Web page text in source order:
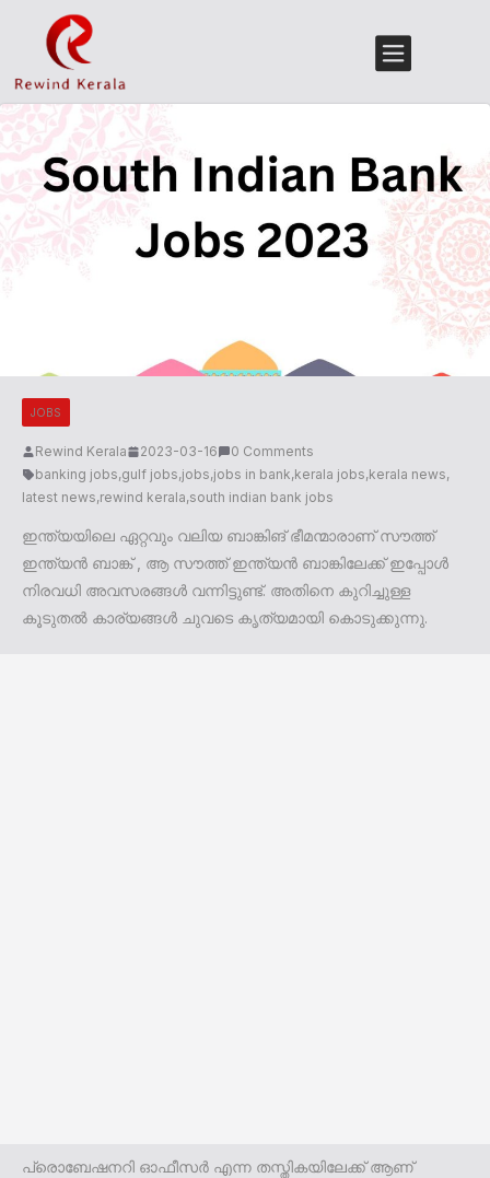
JOBS
Rewind Kerala 2023-03-16
0 Comments
banking jobs,gulf jobs,jobs,jobs in bank,kerala jobs,kerala news,
latest news,rewind kerala,south indian bank jobs
ഇന്ത്യയിലെ ഏറ്റവും വലിയ ബാങ്കിങ് ഭീമന്മാരാണ് സൗത്ത്
ഇന്ത്യൻ ബാങ്ക് , ആ സൗത്ത് ഇന്ത്യൻ ബാങ്കിലേക്ക് ഇപ്പോൾ
നിരവധി അവസരങ്ങൾ വന്നിട്ടുണ്ട്. അതിനെ കുറിച്ചുള്ള
കൂടുതൽ കാര്യങ്ങൾ ചുവടെ കൃത്യമായി കൊടുക്കുന്നു.
പ്രൊബേഷനറി ഓഫീസർ എന്ന തസ്തികയിലേക്ക് ആണ്